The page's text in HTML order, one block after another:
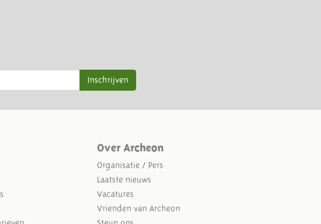
Inschrijven
Over Archeon
Organisatie / Pers
Laatste nieuws
Vacatures
Vrienden van Archeon